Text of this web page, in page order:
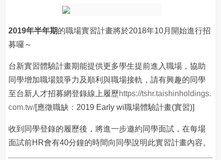
2019年半年期的職場實習計畫將於2018年10月開始進行招
募囉～
台新實習體驗計畫期能提供更多學生提前進入職場，協助
同學增加職場競爭力及順利與職場接軌，請有興趣的同學
至台新人才招募網登錄線上履歷https://tshr.taishinholdings.
com.tw/[應徵職缺：2019 Early wi職場體驗計畫(實習)]
收到同學登錄的履歷後，將進一步邀約同學面試，在每場
面試前HR會有40分鐘的時間向同學說明此實習計畫內容。